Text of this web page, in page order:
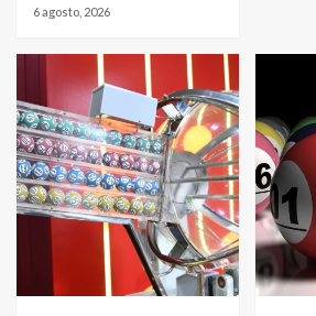
6 agosto, 2026